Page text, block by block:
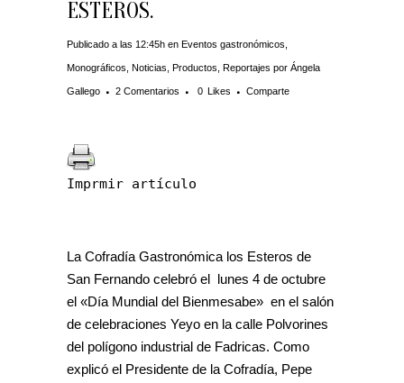
ESTEROS.
Publicado a las 12:45h en Eventos gastronómicos
Monográficos Noticias Productos Reportajes por Ángela
Gallego 2 Comentarios 0 Likes Comparte
Imprmir artículo
La Cofradía Gastronómica los Esteros de
San Fernando celebró el lunes 4 de octubre
el «Día Mundial del Bienmesabe» en el salón
de celebraciones Yeyo en la calle Polvorines
del polígono industrial de Fadricas. Como
explicó el Presidente de la Cofradía, Pepe